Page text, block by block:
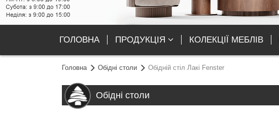
ГОЛОВНА ПРОДУКЦІЯ КОЛЕКЦІЇ МЕБЛІВ
Головна Обідні столи Обідній стіл Лакі Fenster
Обідні столи